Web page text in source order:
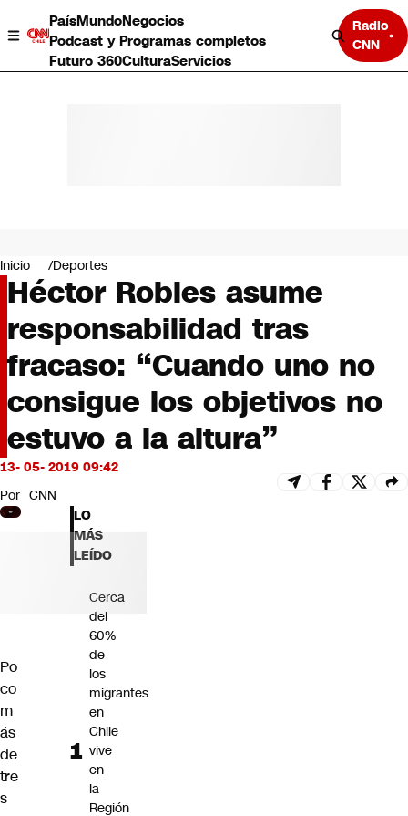
PaísMundoNegocios
Podcast y Programas completos
Futuro 360CulturaServicios
Radio
CNN
Negocios
Deportes
Programas completos
Cultura
Servicios
Bits
CNN tiempo
Futuro 360
Opinión
Inicio Deportes
Héctor Robles asume
responsabilidad tras
fracaso: “Cuando uno no
consigue los objetivos no
estuvo a la altura”
13- 05- 2019 09:42
Por CNN
Po
co
m
ás
de
tre
s
LO
MÁS
LEÍDO
Cerca
del
60%
de
los
migrantes
en
Chile
vive
en
la
Región